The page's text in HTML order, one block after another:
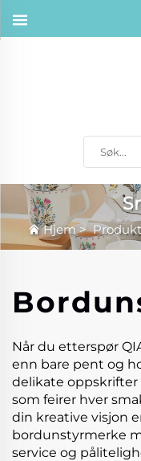
Hjem>
Når du etterspør
enn bare pent og
delikate
som feirer hver
din kreative visjon
bordunstyrmerke
service og